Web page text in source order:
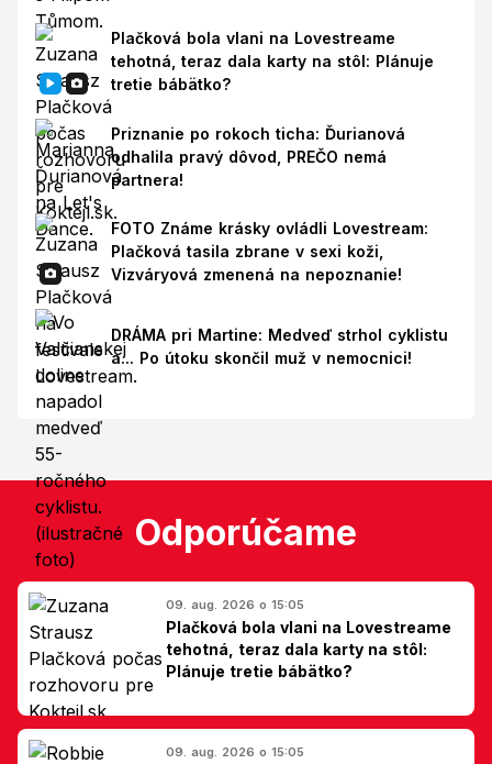
Plačková bola vlani na Lovestreame
tehotná, teraz dala karty na stôl: Plánuje
tretie bábätko?
Priznanie po rokoch ticha: Ďurianová
odhalila pravý dôvod, PREČO nemá
partnera!
FOTO Známe krásky ovládli Lovestream:
Plačková tasila zbrane v sexi koži,
Vizváryová zmenená na nepoznanie!
DRÁMA pri Martine: Medveď strhol cyklistu
a... Po útoku skončil muž v nemocnici!
Odporúčame
09. aug. 2026 o 15:05
Plačková bola vlani na Lovestreame
tehotná, teraz dala karty na stôl:
Plánuje tretie bábätko?
09. aug. 2026 o 15:05